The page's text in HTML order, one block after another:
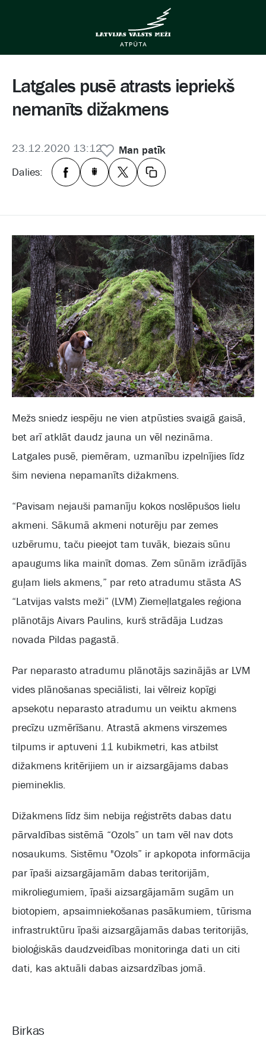
Latgales pusē atrasts iepriekš
nemanīts dižakmens
23.12.2020 13:12
Man patīk
Dalies:
Mežs sniedz iespēju ne vien atpūsties svaigā gaisā,
bet arī atklāt daudz jauna un vēl nezināma.
Latgales pusē, piemēram, uzmanību izpelnījies līdz
šim neviena nepamanīts dižakmens.
“Pavisam nejauši pamanīju kokos noslēpušos lielu
akmeni. Sākumā akmeni noturēju par zemes
uzbērumu, taču pieejot tam tuvāk, biezais sūnu
apaugums lika mainīt domas. Zem sūnām izrādījās
guļam liels akmens,” par reto atradumu stāsta AS
“Latvijas valsts meži” (LVM) Ziemeļlatgales reģiona
plānotājs Aivars Paulins, kurš strādāja Ludzas
novada Pildas pagastā.
Par neparasto atradumu plānotājs sazinājās ar LVM
vides plānošanas speciālisti, lai vēlreiz kopīgi
apsekotu neparasto atradumu un veiktu akmens
precīzu uzmērīšanu. Atrastā akmens virszemes
tilpums ir aptuveni 11 kubikmetri, kas atbilst
dižakmens kritērijiem un ir aizsargājams dabas
piemineklis.
Dižakmens līdz šim nebija reģistrēts dabas datu
pārvaldības sistēmā “Ozols” un tam vēl nav dots
nosaukums. Sistēmu "Ozols” ir apkopota informācija
par īpaši aizsargājamām dabas teritorijām,
mikroliegumiem, īpaši aizsargājamām sugām un
biotopiem, apsaimniekošanas pasākumiem, tūrisma
infrastruktūru īpaši aizsargājamās dabas teritorijās,
bioloģiskās daudzveidības monitoringa dati un citi
dati, kas aktuāli dabas aizsardzības jomā.
Birkas